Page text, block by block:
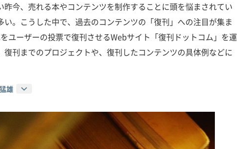
昨今、売れる本やコンテンツを制作することに頭を悩まされてい
い。こうした中で、過去のコンテンツの「復刊」への注目が集ま
ユーザーの投票で復刊させるWebサイト「復刊ドットコム」を運
復刊までのプロジェクトや、復刊したコンテンツの具体例などに
雄